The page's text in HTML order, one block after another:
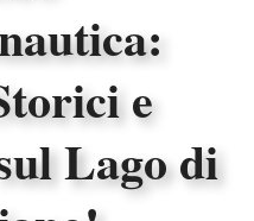
e
Lago di